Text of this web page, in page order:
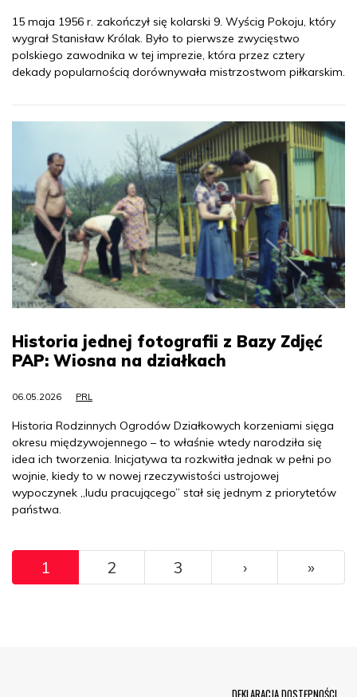
15 maja 1956 r. zakończył się kolarski 9. Wyścig Pokoju, który
wygrał Stanisław Królak. Było to pierwsze zwycięstwo
polskiego zawodnika w tej imprezie, która przez cztery
dekady popularnością dorównywała mistrzostwom piłkarskim.
Historia jednej fotografii z Bazy Zdjęć
PAP: Wiosna na działkach
06.05.2026 PRL
Historia Rodzinnych Ogrodów Działkowych korzeniami sięga
okresu międzywojennego – to właśnie wtedy narodziła się
idea ich tworzenia. Inicjatywa ta rozkwitła jednak w pełni po
wojnie, kiedy to w nowej rzeczywistości ustrojowej
wypoczynek „ludu pracującego” stał się jednym z priorytetów
państwa.
Pagination
1 2 3 ››› »
DEKLARACJA DOSTĘPNOŚCI